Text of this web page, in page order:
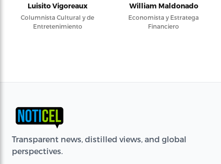
Luisito Vigoreaux
Columnista Cultural y de
Entretenimiento
William Maldonado
Economista y Estratega
Financiero
Transparent news, distilled views, and global
perspectives.